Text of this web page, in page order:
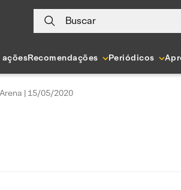
Buscar
açõesRecomendações Periódicos
| 15/05/2020